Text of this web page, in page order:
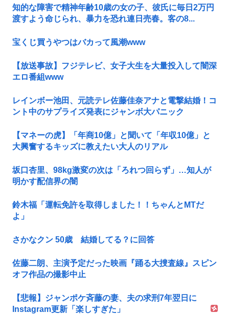
知的な障害で精神年齢10歳の女の子、彼氏に毎日2万円
渡すよう命じられ、暴力を恐れ連日売春。客の8...
宝くじ買うやつはバカって風潮www
【放送事故】フジテレビ、女子大生を大量投入して闇深
エロ番組www
レインボー池田、元読テレ佐藤佳奈アナと電撃結婚！コ
ント中のサプライズ発表にジャンボ大パニック
【マネーの虎】「年商10億」と聞いて「年収10億」と
大興奮するキッズに教えたい大人のリアル
坂口杏里、98kg激変の次は「ろれつ回らず」…知人が
明かす配信界の闇
鈴木福「運転免許を取得しました！！ちゃんとMTだ
よ」
さかなクン 50歳 結婚してる？に回答
佐藤二朗、主演予定だった映画『踊る大捜査線』スピン
オフ作品の撮影中止
【悲報】ジャンポケ斉藤の妻、夫の求刑7年翌日に
Instagram更新「楽しすぎた」